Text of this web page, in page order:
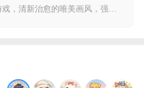
，清新治愈的唯美画风，强大